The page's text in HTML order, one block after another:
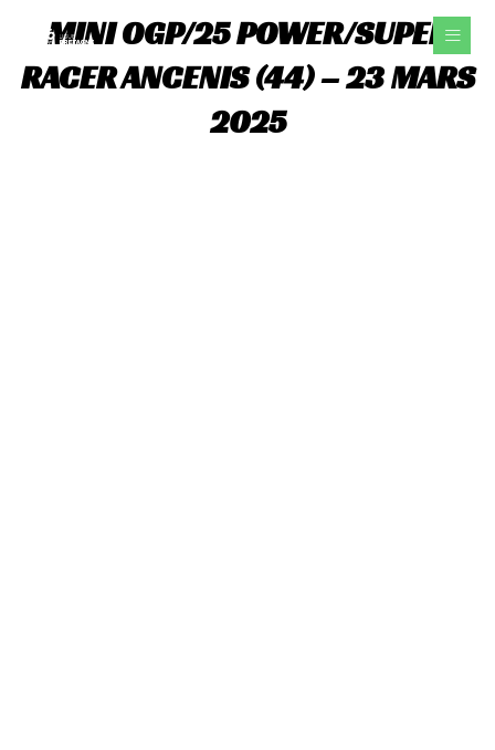
contenu
MINI OGP/25 POWER/SUPER
RACER ANCENIS (44) – 23 MARS
2025